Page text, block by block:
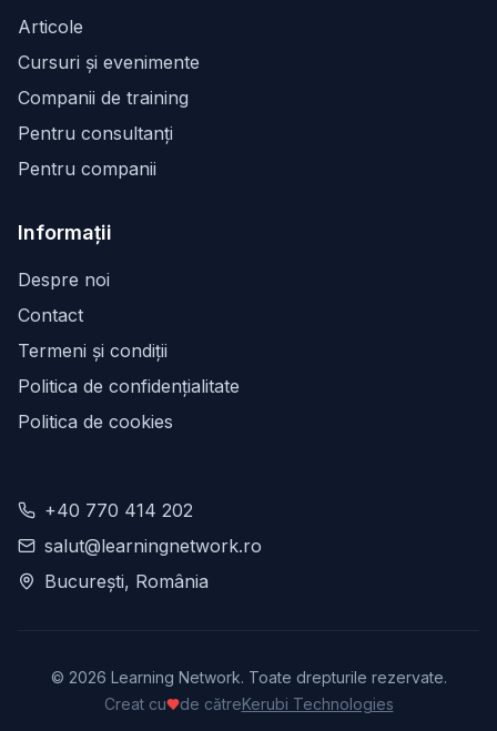
Articole
Cursuri și evenimente
Companii de training
Pentru consultanți
Pentru companii
Informații
Despre noi
Contact
Termeni și condiții
Politica de confidențialitate
Politica de cookies
+40 770 414 202
salut@learningnetwork.ro
București, România
© 2026 Learning Network. Toate drepturile rezervate.
Creat cu
de cătreKerubi Technologies